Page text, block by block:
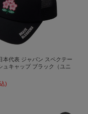
本代表 ジャパン スペクテー
ュキャップ ブラック（ユニ
)